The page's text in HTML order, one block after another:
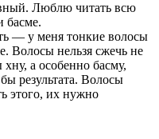
Люблю читать всю
басме.
— у меня тонкие волосы
Волосы нельзя сжечь не
а особенно басму,
результата. Волосы
этого, их нужно